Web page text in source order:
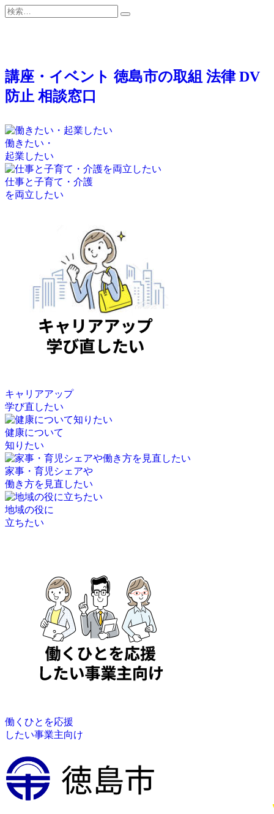
検
検
講座・イベント 徳島市の取組 法律 DV
防止 相談窓口
働きたい・
起業したい
仕事と子育て・介護
を両立したい
キャリアアップ
学び直したい
健康について
知りたい
家事・育児シェアや
働き方を見直したい
地域の役に
立ちたい
働くひとを応援
したい事業主向け